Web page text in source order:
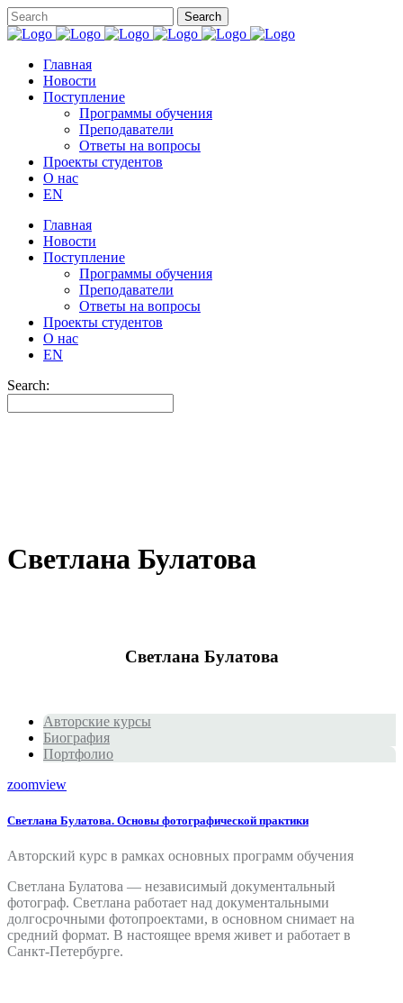
Главная
Новости
Поступление
Программы обучения
Преподаватели
Ответы на вопросы
Проекты студентов
О нас
EN
Главная
Новости
Поступление
Программы обучения
Преподаватели
Ответы на вопросы
Проекты студентов
О нас
EN
Search:
Светлана Булатова
Светлана Булатова
Авторские курсы
Биография
Портфолио
zoomview
Светлана Булатова. Основы фотографической практики
Авторский курс в рамках основных программ обучения
Светлана Булатова — независимый документальный
фотограф. Светлана работает над документальными
долгосрочными фотопроектами, в основном снимает на
средний формат. В настоящее время живет и работает в
Санкт-Петербурге.